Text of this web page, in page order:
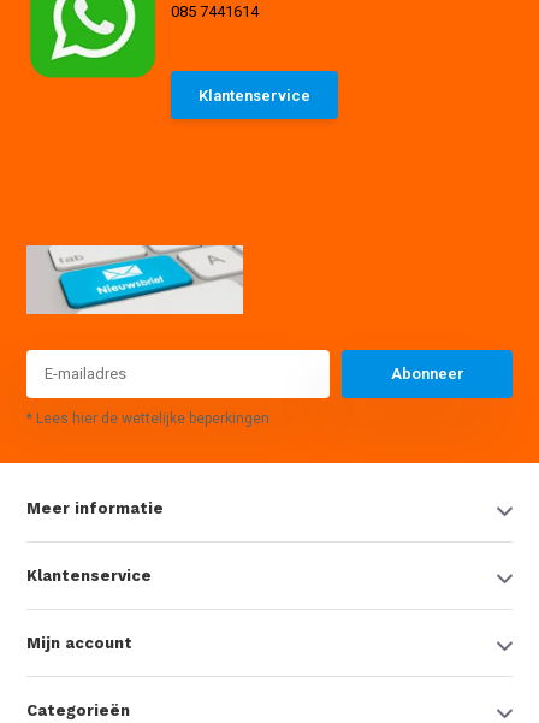
085 7441614
Klantenservice
Abonneer
* Lees hier de wettelijke beperkingen
Meer informatie
Klantenservice
Mijn account
Categorieën